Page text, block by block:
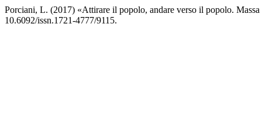
Porciani, L. (2017) «Attirare il popolo, andare verso il popolo.
10.6092/issn.1721-4777/9115.